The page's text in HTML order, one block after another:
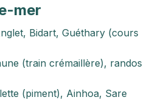
mer
Bidart, Guéthary (cours
(train crémaillère), randos
(piment), Ainhoa, Sare